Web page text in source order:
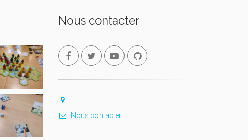
Nous contacter
Nous contacter